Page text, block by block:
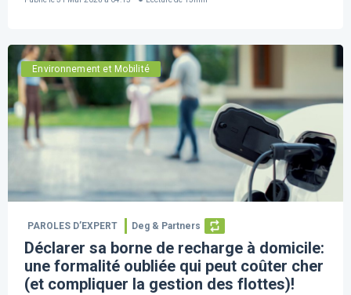
Environnement et Mobilité
PAROLES D’EXPERT Deg & Partners
Déclarer sa borne de recharge à domicile:
une formalité oubliée qui peut coûter cher
(et compliquer la gestion des flottes)!